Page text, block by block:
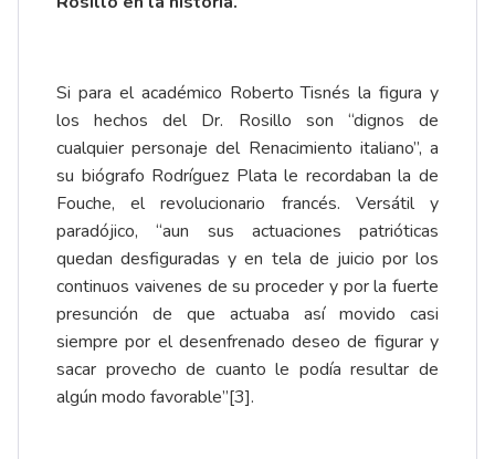
Si para el académico Roberto Tisnés la figura y
los hechos del Dr. Rosillo son “dignos de
cualquier personaje del Renacimiento italiano”, a
su biógrafo Rodríguez Plata le recordaban la de
Fouche, el revolucionario francés. Versátil y
paradójico, “aun sus actuaciones patrióticas
quedan desfiguradas y en tela de juicio por los
continuos vaivenes de su proceder y por la fuerte
presunción de que actuaba así movido casi
siempre por el desenfrenado deseo de figurar y
sacar provecho de cuanto le podía resultar de
algún modo favorable”[3].